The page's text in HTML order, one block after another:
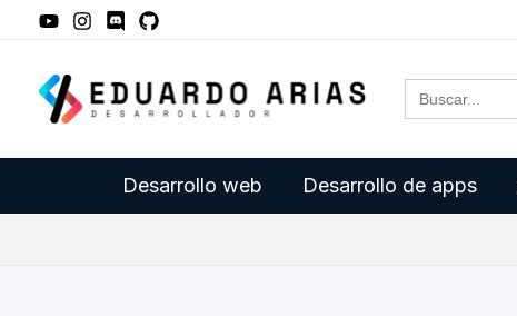
contenido
Buscar:
Desarrollo web Desarrollo de apps